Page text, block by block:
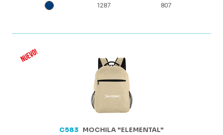
1287 807
C583 MOCHILA "ELEMENTAL"